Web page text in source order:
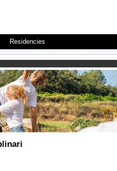
Residencies